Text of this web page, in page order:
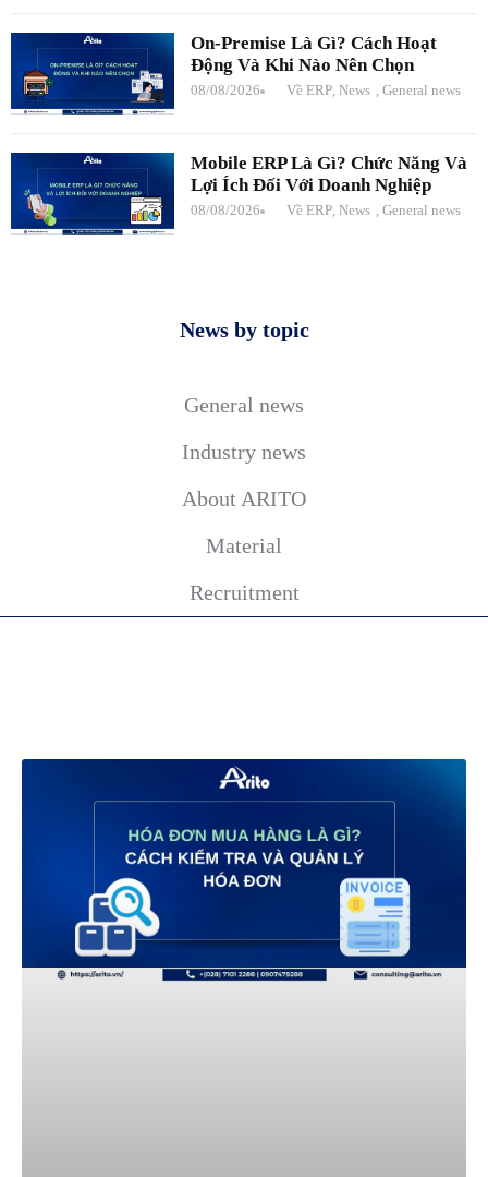
On-Premise Là Gì? Cách Hoạt
Động Và Khi Nào Nên Chọn
08/08/2026 Về ERP, News , General news
Mobile ERP Là Gì? Chức Năng Và
Lợi Ích Đối Với Doanh Nghiệp
08/08/2026 Về ERP, News , General news
News by topic
General news
Industry news
About ARITO
Material
Recruitment